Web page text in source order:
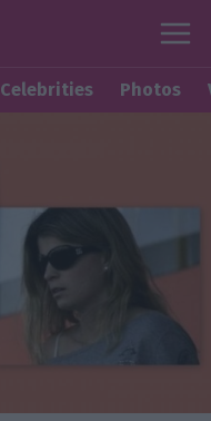
Celebrities Photos